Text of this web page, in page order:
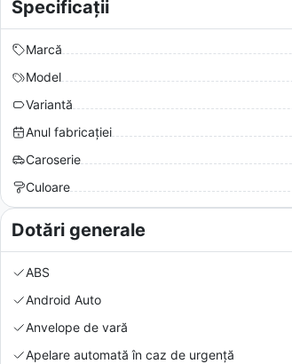
Specificații
Marcă
Model
Variantă
Anul fabricației
Caroserie
Culoare
Dotări generale
ABS
Android Auto
Anvelope de vară
Apelare automată în caz de urgență